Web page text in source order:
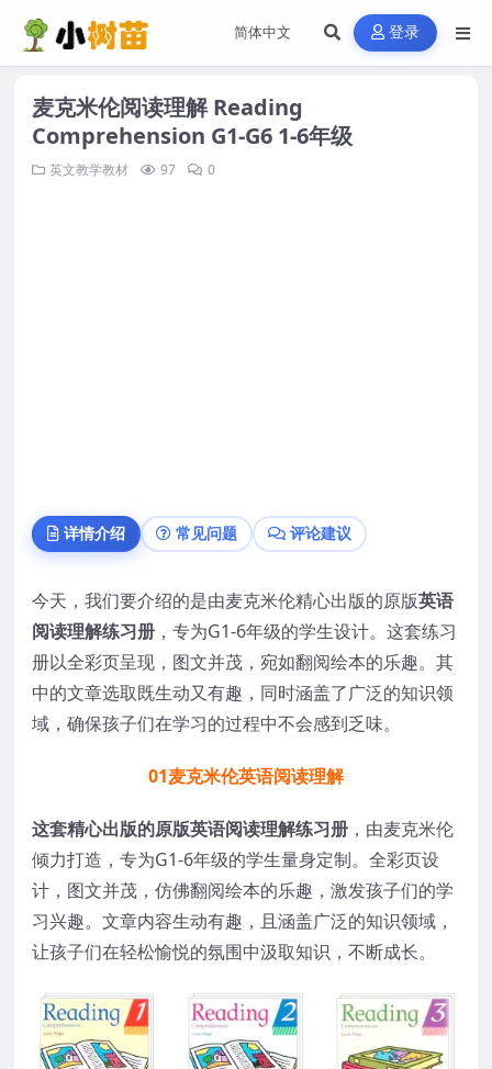
登录
麦克米伦阅读理解 Reading
Comprehension G1-G6 1-6年级
英文教学教材 97 0
详情介绍 常见问题 评论建议
今天，我们要介绍的是由麦克米伦精心出版的原版英语
阅读理解练习册 ，专为G1-6年级的学生设计。这套练习
册以全彩页呈现，图文并茂，宛如翻阅绘本的乐趣。其
中的文章选取既生动又有趣，同时涵盖了广泛的知识领
域，确保孩子们在学习的过程中不会感到乏味。
01麦克米伦英语阅读理解
这套精心出版的原版英语阅读理解练习册 ，由麦克米伦
倾力打造，专为G1-6年级的学生量身定制。全彩页设
计，图文并茂，仿佛翻阅绘本的乐趣，激发孩子们的学
习兴趣。文章内容生动有趣，且涵盖广泛的知识领域，
让孩子们在轻松愉悦的氛围中汲取知识，不断成长。